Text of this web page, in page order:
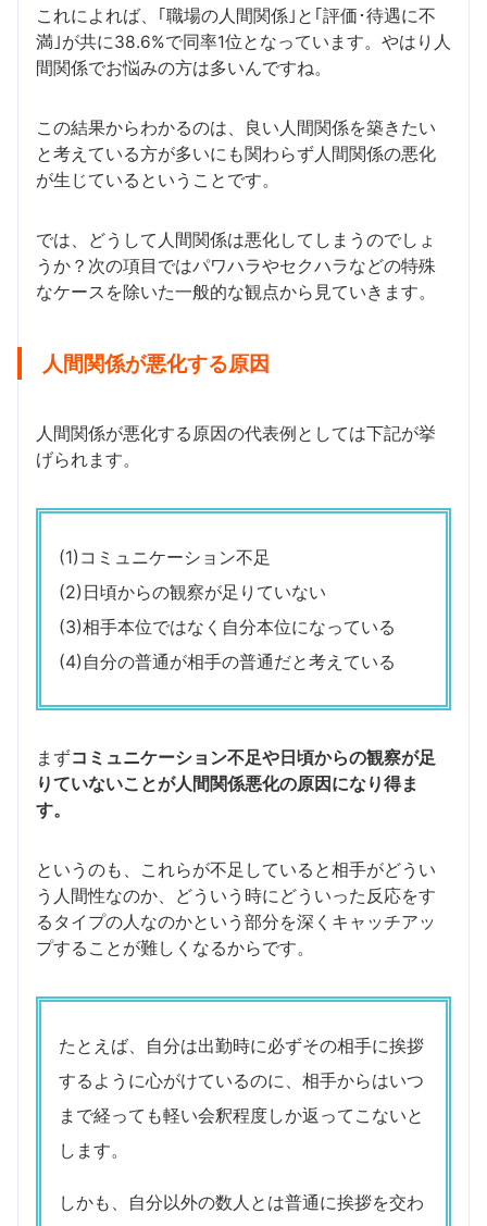
これによれば、｢職場の人間関係｣と｢評価･待遇に不
満｣が共に38.6%で同率1位となっています。やはり人
間関係でお悩みの方は多いんですね。
この結果からわかるのは、良い人間関係を築きたい
と考えている方が多いにも関わらず人間関係の悪化
が生じているということです。
では、どうして人間関係は悪化してしまうのでしょ
うか？次の項目ではパワハラやセクハラなどの特殊
なケースを除いた一般的な観点から見ていきます。
人間関係が悪化する原因
人間関係が悪化する原因の代表例としては下記が挙
げられます。
(1)コミュニケーション不足
(2)日頃からの観察が足りていない
(3)相手本位ではなく自分本位になっている
(4)自分の普通が相手の普通だと考えている
まずコミュニケーション不足や日頃からの観察が足
りていないことが人間関係悪化の原因になり得ま
す。
というのも、これらが不足していると相手がどうい
う人間性なのか、どういう時にどういった反応をす
るタイプの人なのかという部分を深くキャッチアッ
プすることが難しくなるからです。
たとえば、自分は出勤時に必ずその相手に挨拶
するように心がけているのに、相手からはいつ
まで経っても軽い会釈程度しか返ってこないと
します。
しかも、自分以外の数人とは普通に挨拶を交わ